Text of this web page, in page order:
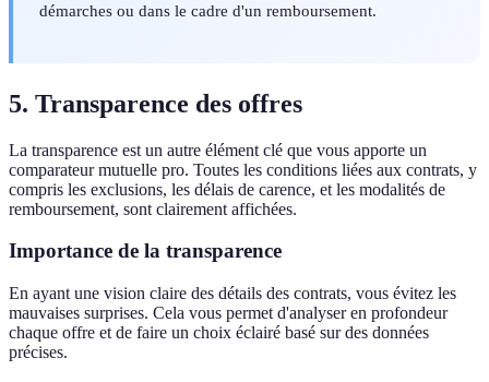
démarches ou dans le cadre d'un remboursement.
5. Transparence des offres
La transparence est un autre élément clé que vous apporte un
comparateur mutuelle pro. Toutes les conditions liées aux contrats, y
compris les exclusions, les délais de carence, et les modalités de
remboursement, sont clairement affichées.
Importance de la transparence
En ayant une vision claire des détails des contrats, vous évitez les
mauvaises surprises. Cela vous permet d'analyser en profondeur
chaque offre et de faire un choix éclairé basé sur des données
précises.